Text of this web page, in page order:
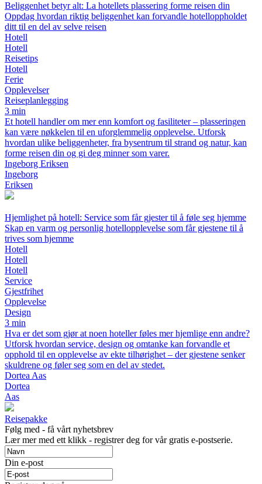
Beliggenhet betyr alt: La hotellets plassering forme reisen din
Oppdag hvordan riktig beliggenhet kan forvandle hotelloppholdet
ditt til en del av selve reisen
Hotell
Hotell
Reisetips
Hotell
Ferie
Opplevelser
Reiseplanlegging
3 min
Et hotell handler om mer enn komfort og fasiliteter – plasseringen
kan være nøkkelen til en uforglemmelig opplevelse. Utforsk
hvordan ulike beliggenheter, fra bysentrum til strand og natur, kan
forme reisen din og gi deg minner som varer.
Ingeborg Eriksen
Ingeborg
Eriksen
Hjemlighet på hotell: Service som får gjester til å føle seg hjemme
Skap en varm og personlig hotellopplevelse som får gjestene til å
trives som hjemme
Hotell
Hotell
Hotell
Service
Gjestfrihet
Opplevelse
Design
3 min
Hva er det som gjør at noen hoteller føles mer hjemlige enn andre?
Utforsk hvordan service, design og omtanke kan forvandle et
opphold til en opplevelse av ekte tilhørighet – der gjestene senker
skuldrene og føler seg som en del av stedet.
Dortea Aas
Dortea
Aas
Reisepakke
Følg med - få vårt nyhetsbrev
Lær mer med ett klikk - registrer deg for vår gratis e-postserie.
Din e-post